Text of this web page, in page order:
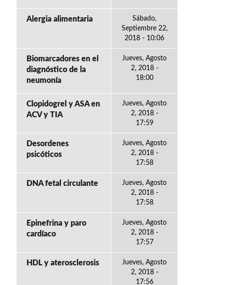
Alergia alimentaria
Sábado,
Septiembre 22,
2018 - 10:06
Biomarcadores en el
diagnóstico de la
neumonía
Jueves, Agosto
2, 2018 -
18:00
Clopidogrel y ASA en
ACV y TIA
Jueves, Agosto
2, 2018 -
17:59
Desordenes
psicóticos
Jueves, Agosto
2, 2018 -
17:58
DNA fetal circulante
Jueves, Agosto
2, 2018 -
17:58
Epinefrina y paro
cardíaco
Jueves, Agosto
2, 2018 -
17:57
HDL y aterosclerosis
Jueves, Agosto
2, 2018 -
17:56